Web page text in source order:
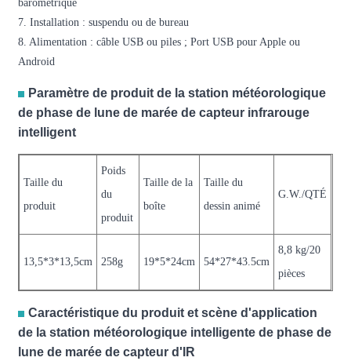
barométrique
7. Installation : suspendu ou de bureau
8. Alimentation : câble USB ou piles ; Port USB pour Apple ou
Android
Paramètre de produit de la station météorologique
de phase de lune de marée de capteur infrarouge
intelligent
Taille du
produit
Poids
du
produit
Taille de la
boîte
Taille du
dessin animé
G.W./QTÉ
13,5*3*13,5cm 258g 19*5*24cm 54*27*43.5cm
8,8 kg/20
pièces
Caractéristique du produit et scène d'application
de la station météorologique intelligente de phase de
lune de marée de capteur d'IR